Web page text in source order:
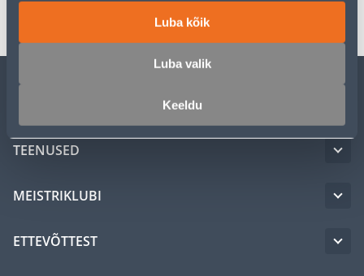
Luba kõik
Luba valik
Keeldu
TEENUSED
MEISTRIKLUBI
ETTEVÕTTEST